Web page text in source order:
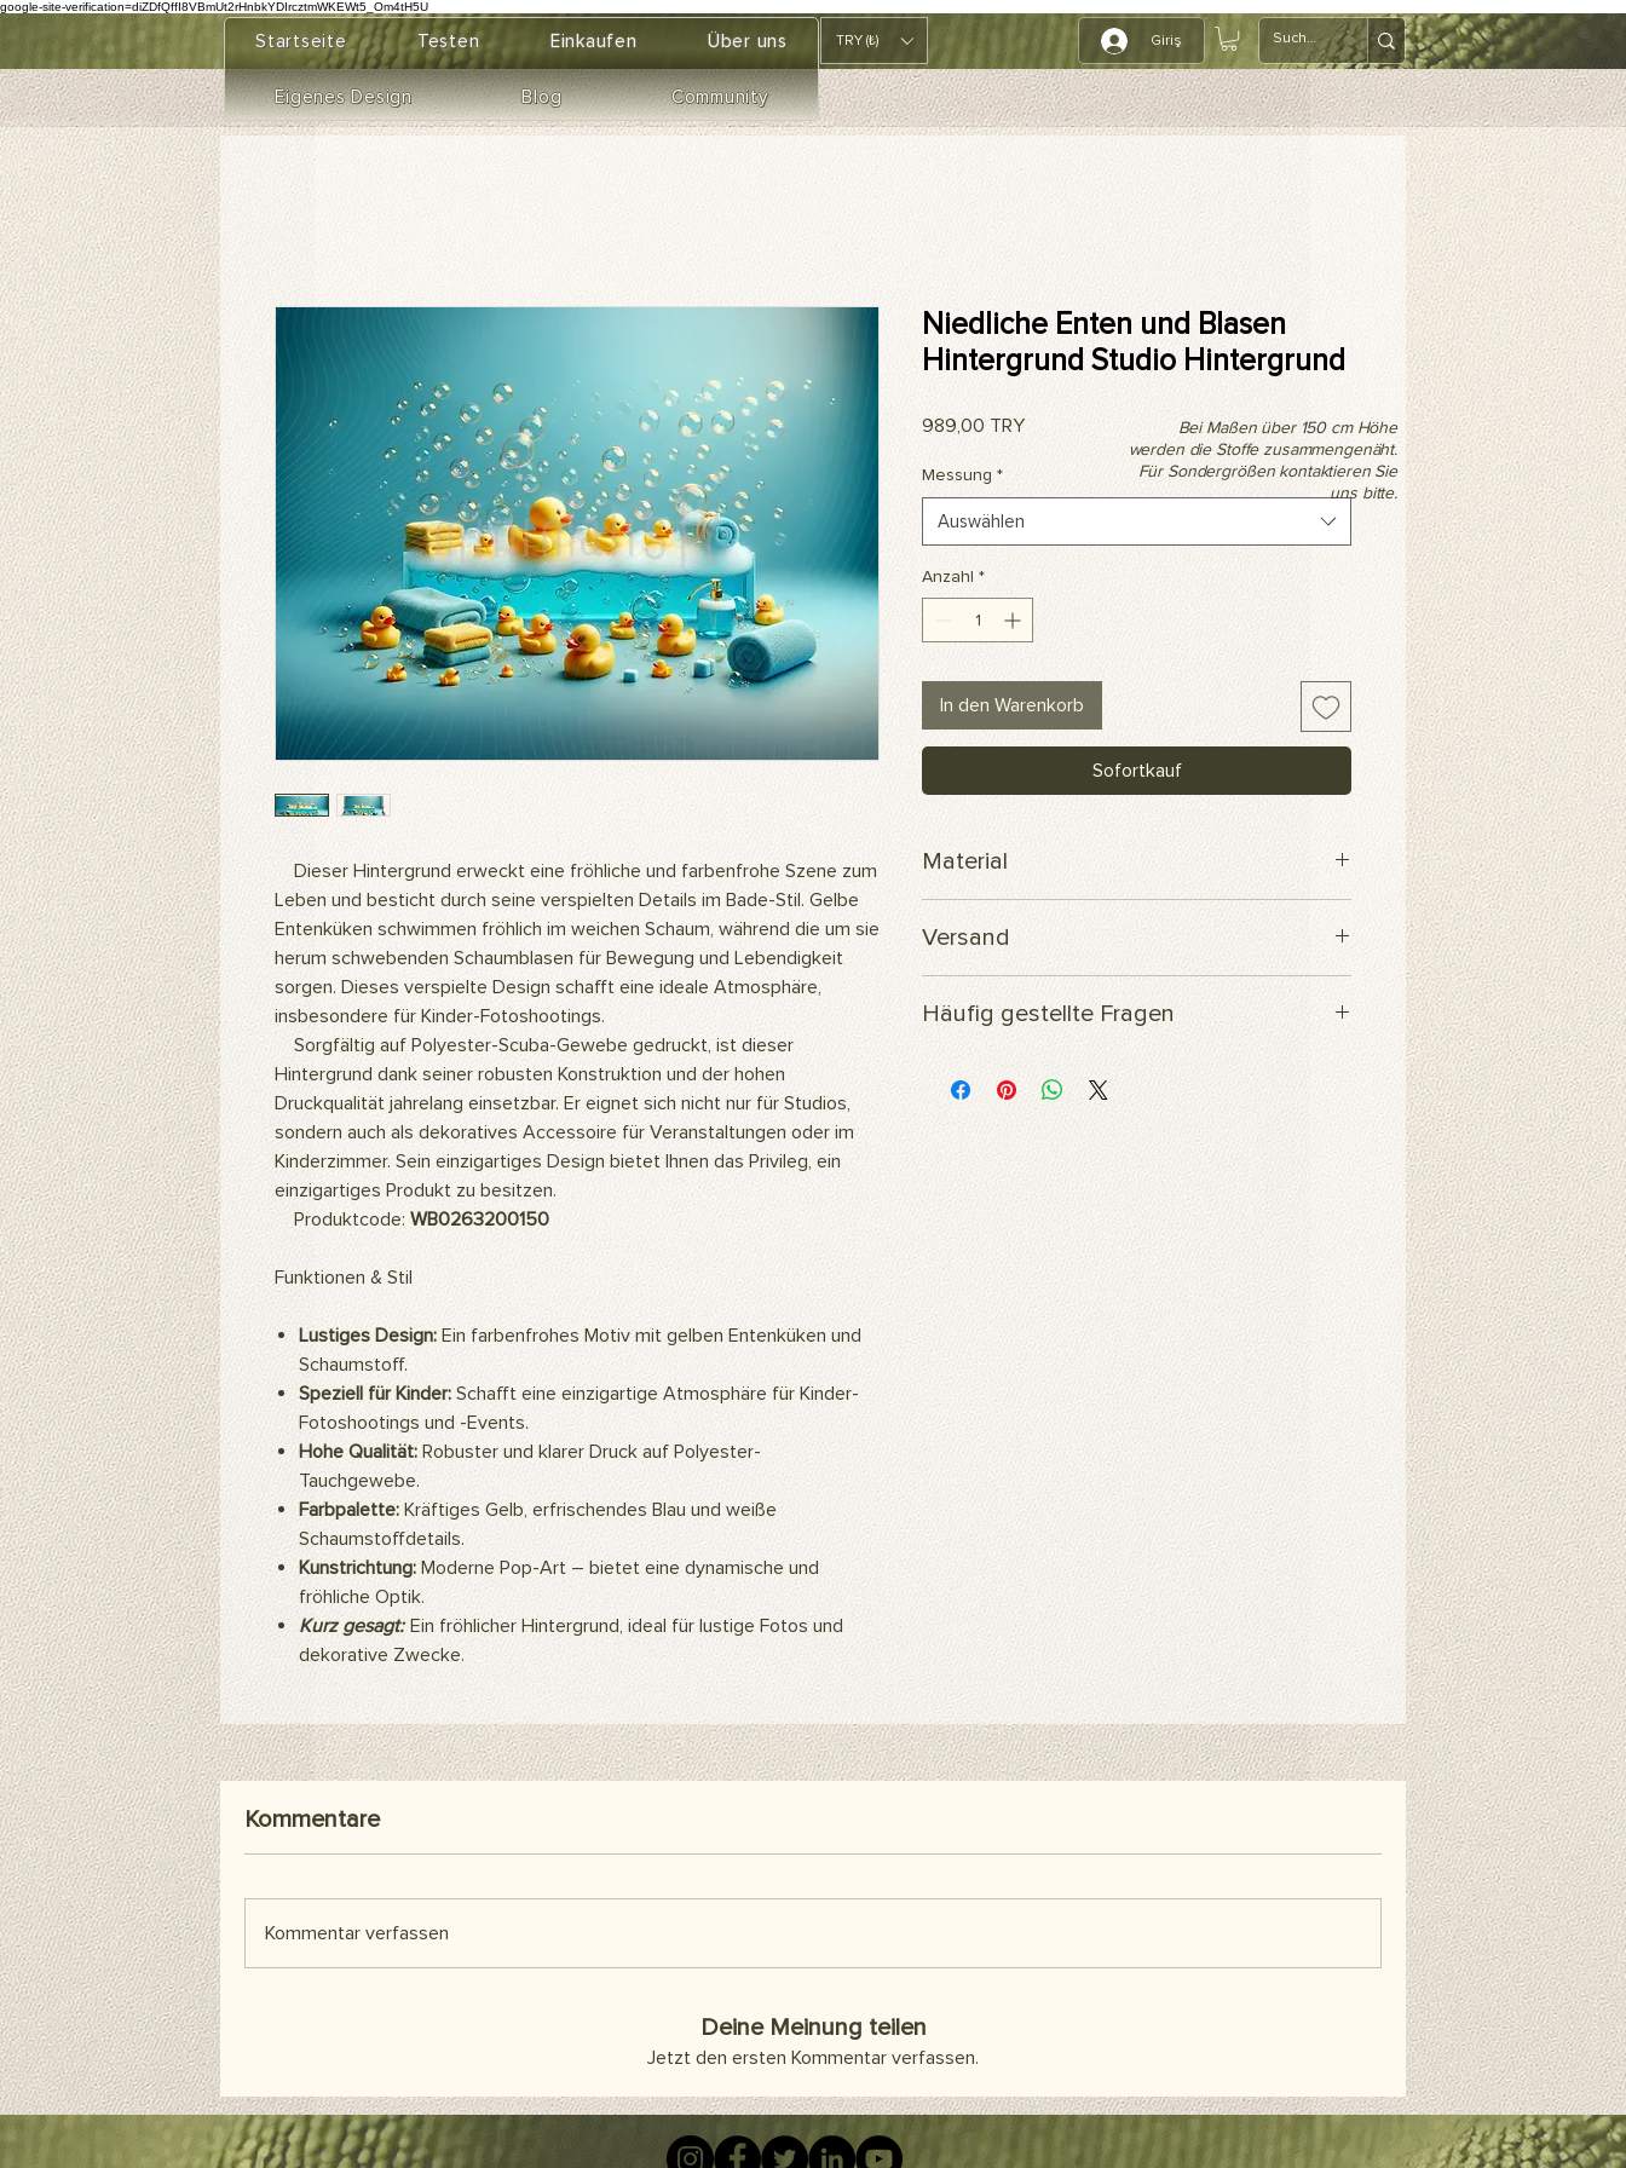
google-site-verification=diZDfQffI8VBmUt2rHnbkYDIrcztmWKEWt5_Om4tH5U
Startseite Testen Einkaufen Über uns
Eigenes Design Blog Community
TRY (₺) Giriş
Dieser Hintergrund erweckt eine fröhliche und farbenfrohe Szene zum
Leben und besticht durch seine verspielten Details im Bade-Stil. Gelbe
Entenküken schwimmen fröhlich im weichen Schaum, während die um sie
herum schwebenden Schaumblasen für Bewegung und Lebendigkeit
sorgen. Dieses verspielte Design schafft eine ideale Atmosphäre,
insbesondere für Kinder-Fotoshootings.
Sorgfältig auf Polyester-Scuba-Gewebe gedruckt, ist dieser
Hintergrund dank seiner robusten Konstruktion und der hohen
Druckqualität jahrelang einsetzbar. Er eignet sich nicht nur für Studios,
sondern auch als dekoratives Accessoire für Veranstaltungen oder im
Kinderzimmer. Sein einzigartiges Design bietet Ihnen das Privileg, ein
einzigartiges Produkt zu besitzen.
Produktcode: WB0263200150
Funktionen & Stil
Lustiges Design: Ein farbenfrohes Motiv mit gelben Entenküken und
Schaumstoff.
Speziell für Kinder: Schafft eine einzigartige Atmosphäre für Kinder-
Fotoshootings und -Events.
Hohe Qualität: Robuster und klarer Druck auf Polyester-
Tauchgewebe.
Farbpalette: Kräftiges Gelb, erfrischendes Blau und weiße
Schaumstoffdetails.
Kunstrichtung: Moderne Pop-Art – bietet eine dynamische und
fröhliche Optik.
Kurz gesagt:Ein fröhlicher Hintergrund, ideal für lustige Fotos und
dekorative Zwecke.
Niedliche Enten und Blasen
Hintergrund Studio Hintergrund
989,00 TRYPreis
Messung *
Auswählen
Anzahl *
In den Warenkorb
Sofortkauf
Material
Versand
Ihre Bestellung wird innerhalb von 3 Werktagen
versendet.
Häufig gestellte Fragen
Unsere Bilder werden auf strapazierfähigem,
hochwertigem Polyester-Scuba-Stoff gedruckt. Dieser
Stoff ist flexibel und strapazierfähig und eignet sich
daher ideal für langlebige Hintergrunddrucke für
Fotoshootings und Dekorationszwecke.
Unsere Produkte können in der Maschine gewaschen
oder mit einem feuchten Tuch abgewischt werden.
Wofür wird das Produkt verwendet?
Unsere Produkte sind als Hintergründe für
professionelle Studio-Fotoshootings konzipiert. Sie
können auch als Wandbehänge verwendet werden und
so ein ästhetisch ansprechendes Ambiente in Ihrem
Zuhause oder Büro schaffen. Sie können auch als
Gemälde an die Wand gehängt werden. Die
hochauflösenden Bilder auf unseren Produkten werden
mithilfe künstlicher Intelligenz erzeugt und schaffen
eine warme und natürliche Atmosphäre.
Wie montiert man das Produkt?
Für die Verwendung des Hintergrunds wird in der Regel
ein Hintergrundständer benötigt. Mit speziellen
befestigen. Sie können auch doppelseitiges
Klebeband oder Klebestreifen verwenden, wenn Sie es
als Abdeckung an die Wand hängen möchten. Diese
Artikel sind separat erhältlich und nicht im Lieferumfang
enthalten.
Hier finden Sie alle häufig gestellten Fragen.
Bei Maßen über 150 cm Höhe
werden die Stoffe zusammengenäht.
Für Sondergrößen kontaktieren Sie
uns bitte.
Kommentare
Kommentar verfassen
Deine Meinung teilen
Jetzt den ersten Kommentar verfassen.